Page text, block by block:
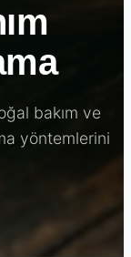
bakım ve
yöntemlerini